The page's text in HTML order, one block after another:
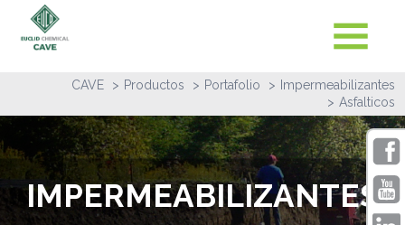
CAVE Productos Portafolio
Impermeabilizantes
Asfalticos
IMPERMEABILIZANTES